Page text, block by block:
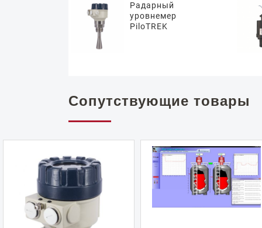
Радарный
уровнемер
PiloTREK
Сопутствующие товары